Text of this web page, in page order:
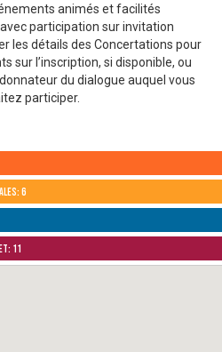
animés et facilités
participation sur invitation
les détails des Concertations pour
sur l’inscription, si disponible, ou
du dialogue auquel vous
participer.
6
11